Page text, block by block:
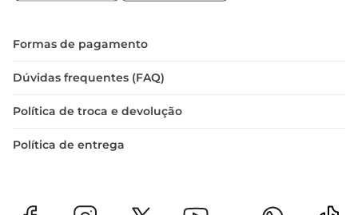
Dori, recomendase armazenálo em local fresco e
o produto mantenha suas características por
que necessário.
Formas de pagamento
Dúvidas frequentes (FAQ)
Política de troca e devolução
Política de entrega